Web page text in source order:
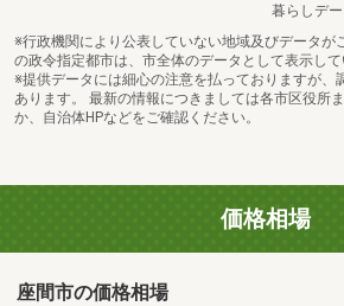
暮らしデー
※行政機関により公表していない地域及びデータが
の政令指定都市は、市全体のデータとして表示して
※提供データには細心の注意を払っておりますが、
あります。 最新の情報につきましては各市区役所
か、自治体HPなどをご確認ください。
価格相場
座間市の価格相場